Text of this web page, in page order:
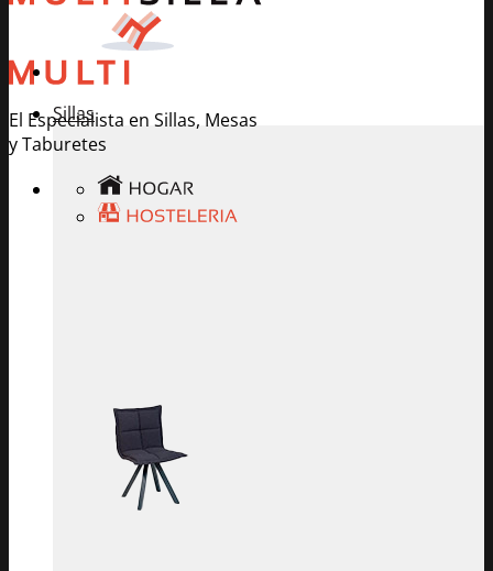
El Especialista en Sillas, Mesas
y Taburetes
Sillas